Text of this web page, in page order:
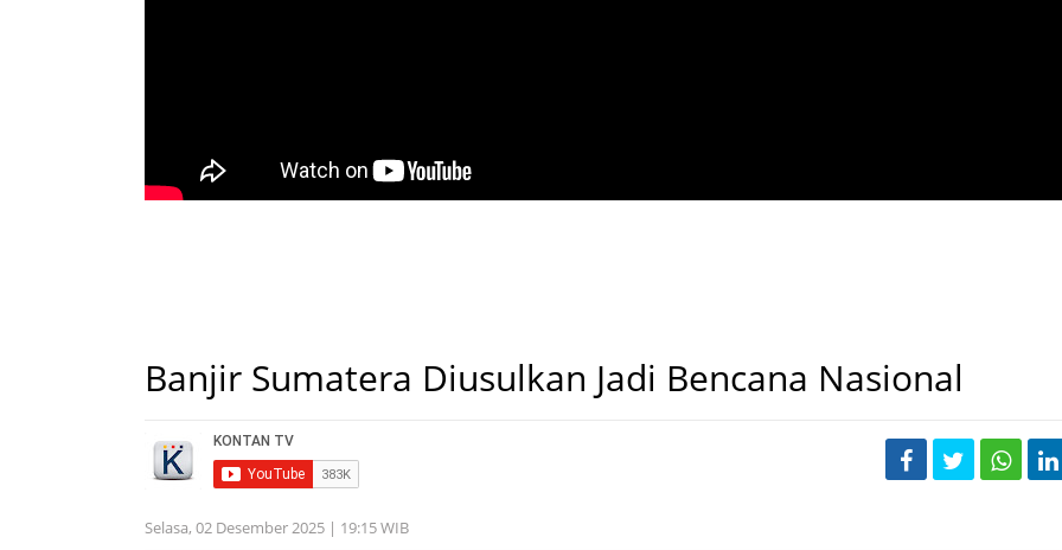
Banjir Sumatera Diusulkan Jadi Bencana Nasional
Selasa, 02 Desember 2025 | 19:15 WIB